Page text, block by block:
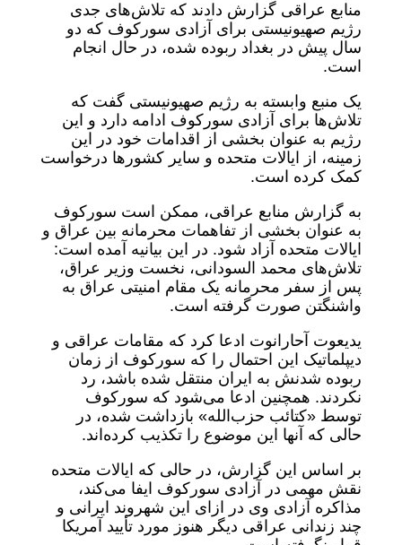
منابع عراقی گزارش دادند که تلاش‌های جدی
رژیم صهیونیستی برای آزادی سورکوف که دو
سال پیش در بغداد ربوده شده، در حال انجام
است.
یک منبع وابسته به رژیم صهیونیستی گفت که
تلاش‌ها برای آزادی سورکوف ادامه دارد و این
رژیم به عنوان بخشی از اقدامات خود در این
زمینه، از ایالات متحده و سایر کشورها درخواست
کمک کرده است.
به گزارش منابع عراقی، ممکن است سورکوف
به عنوان بخشی از تفاهمات محرمانه بین عراق و
ایالات متحده آزاد شود. در این بیانیه آمده است:
تلاش‌های محمد السودانی، نخست وزیر عراق،
پس از سفر محرمانه یک مقام امنیتی عراق به
واشنگتن صورت گرفته است.
یدیعوت آحارانوت ادعا کرد که مقامات عراقی و
دیپلماتیک این احتمال را که سورکوف از زمان
ربوده شدنش به ایران منتقل شده باشد، رد
نکردند. همچنین ادعا می‌شود که سورکوف
توسط «کتائب حزب‌الله» بازداشت شده، در
حالی که آنها این موضوع را تکذیب کرده‌اند.
بر اساس این گزارش، در حالی که ایالات متحده
نقش مهمی در آزادی سورکوف ایفا می‌کند،
مذاکره آزادی وی در ازای این شهروند ایرانی و
چند زندانی عراقی دیگر هنوز مورد تأیید آمریکا